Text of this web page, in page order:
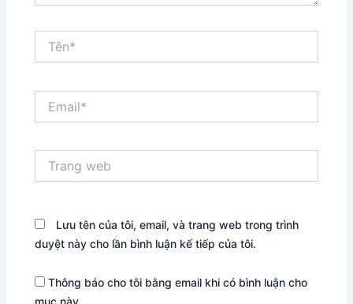
web
Lưu tên của tôi, email, và trang web trong trình
duyệt này cho lần bình luận kế tiếp của tôi.
Thông báo cho tôi bằng email khi có bình luận cho